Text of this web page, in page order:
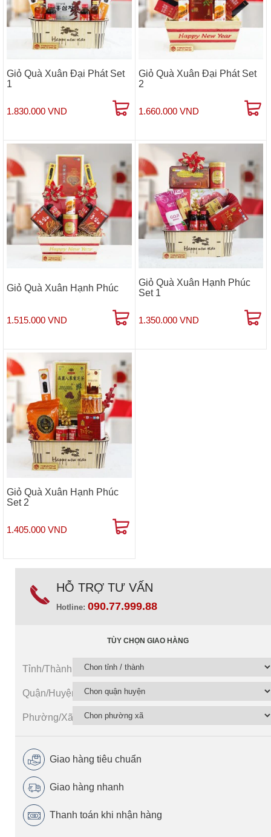
Giỏ Quà Xuân Đại Phát Set
1
1.830.000 VND
Giỏ Quà Xuân Đại Phát Set
2
1.660.000 VND
Giỏ Quà Xuân Hạnh Phúc
1.515.000 VND
Giỏ Quà Xuân Hạnh Phúc
Set 1
1.350.000 VND
Giỏ Quà Xuân Hạnh Phúc
Set 2
1.405.000 VND
HỖ TRỢ TƯ VẤN
Hotline: 090.77.999.88
TÙY CHỌN GIAO HÀNG
Tỉnh/Thành
Quận/Huyện
Phường/Xã
Giao hàng tiêu chuẩn
Giao hàng nhanh
Thanh toán khi nhận hàng